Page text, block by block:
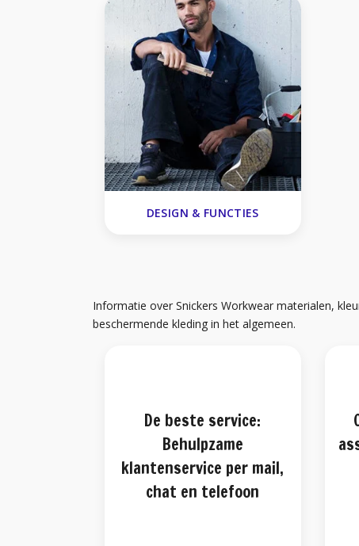
DESIGN & FUNCTIES
Informatie over Snickers Workwear materialen,
beschermende kleding in het algemeen.
De beste service:
Behulpzame
klantenservice per mail,
chat en telefoon